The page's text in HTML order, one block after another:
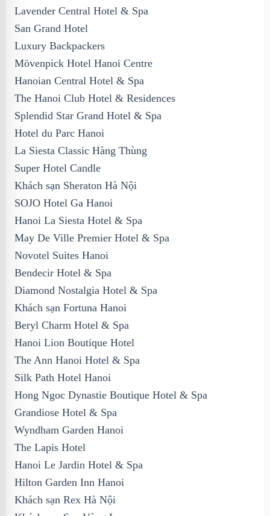
Lavender Central Hotel & Spa
San Grand Hotel
Luxury Backpackers
Mövenpick Hotel Hanoi Centre
Hanoian Central Hotel & Spa
The Hanoi Club Hotel & Residences
Splendid Star Grand Hotel & Spa
Hotel du Parc Hanoi
La Siesta Classic Hàng Thùng
Super Hotel Candle
Khách sạn Sheraton Hà Nội
SOJO Hotel Ga Hanoi
Hanoi La Siesta Hotel & Spa
May De Ville Premier Hotel & Spa
Novotel Suites Hanoi
Bendecir Hotel & Spa
Diamond Nostalgia Hotel & Spa
Khách sạn Fortuna Hanoi
Beryl Charm Hotel & Spa
Hanoi Lion Boutique Hotel
The Ann Hanoi Hotel & Spa
Silk Path Hotel Hanoi
Hong Ngoc Dynastie Boutique Hotel & Spa
Grandiose Hotel & Spa
Wyndham Garden Hanoi
The Lapis Hotel
Hanoi Le Jardin Hotel & Spa
Hilton Garden Inn Hanoi
Khách sạn Rex Hà Nội